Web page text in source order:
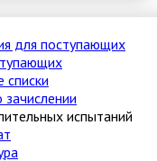
для поступающих
списки
испытаний